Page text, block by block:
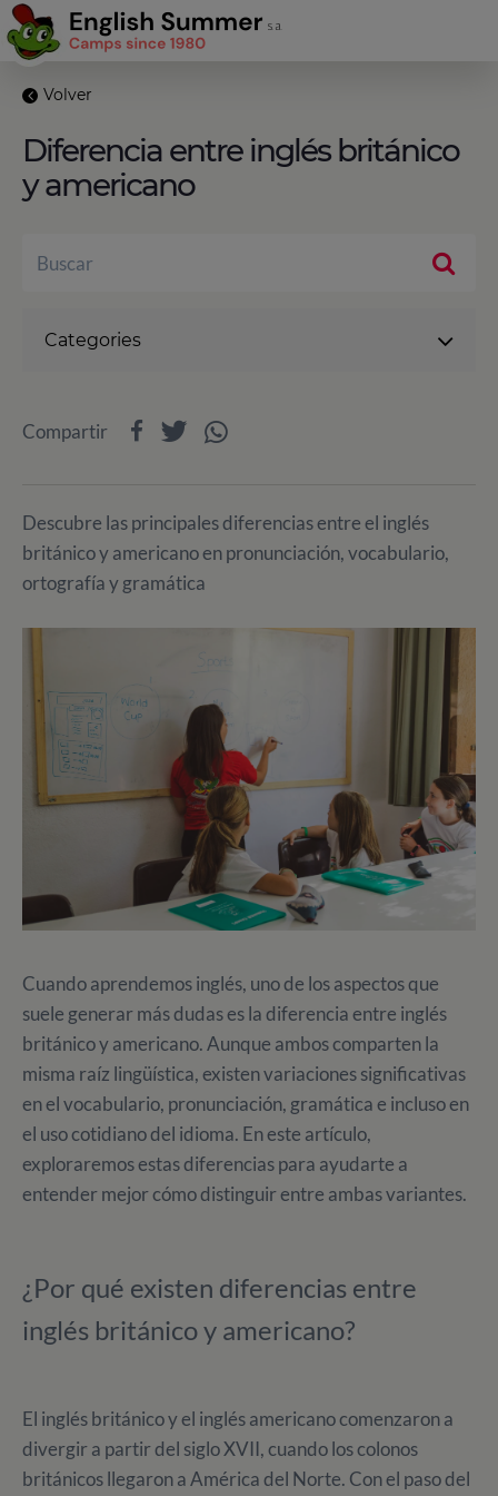
Volver
Diferencia entre inglés británico
y americano
Descubre las principales diferencias entre el inglés
británico y americano en pronunciación, vocabulario,
ortografía y gramática
Cuando aprendemos inglés, uno de los aspectos que
suele generar más dudas es la diferencia entre inglés
británico y americano. Aunque ambos comparten la
misma raíz lingüística, existen variaciones significativas
en el vocabulario, pronunciación, gramática e incluso en
el uso cotidiano del idioma. En este artículo,
exploraremos estas diferencias para ayudarte a
entender mejor cómo distinguir entre ambas variantes.
¿Por qué existen diferencias entre
inglés británico y americano?
El inglés británico y el inglés americano comenzaron a
divergir a partir del siglo XVII, cuando los colonos
británicos llegaron a América del Norte. Con el paso del
Categories
Compartir